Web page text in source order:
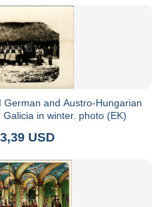
and Austro-Hungarian
in winter. photo (EK)
USD